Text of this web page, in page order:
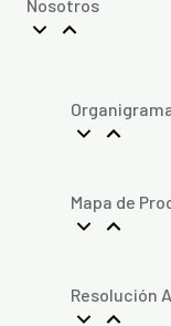
Nosotros
Mapa de
Resolución